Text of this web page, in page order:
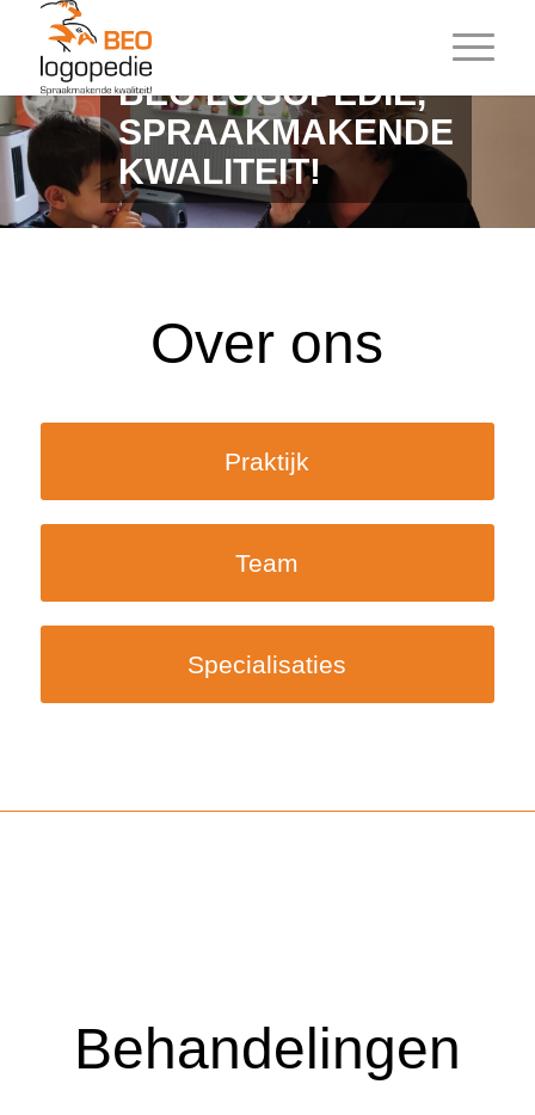
BEO LOGOPEDIE,
SPRAAKMAKENDE
KWALITEIT!
Over ons
Praktijk
Team
Specialisaties
Behandelingen